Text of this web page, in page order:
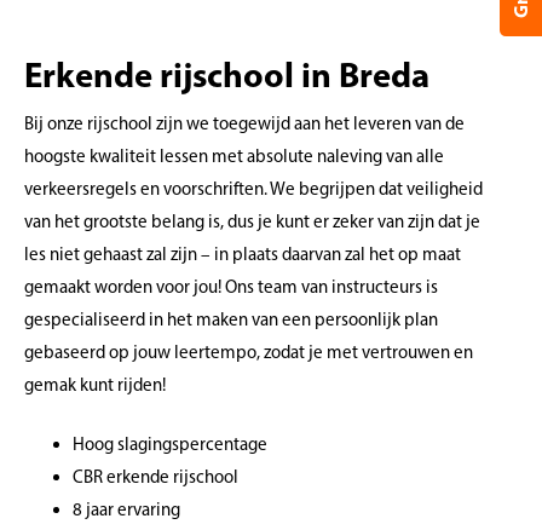
Erkende rijschool in Breda
Bij onze rijschool zijn we toegewijd aan het leveren van de
hoogste kwaliteit lessen met absolute naleving van alle
verkeersregels en voorschriften. We begrijpen dat veiligheid
van het grootste belang is, dus je kunt er zeker van zijn dat je
les niet gehaast zal zijn – in plaats daarvan zal het op maat
gemaakt worden voor jou! Ons team van instructeurs is
gespecialiseerd in het maken van een persoonlijk plan
gebaseerd op jouw leertempo, zodat je met vertrouwen en
gemak kunt rijden!
Hoog slagingspercentage
CBR erkende rijschool
8 jaar ervaring